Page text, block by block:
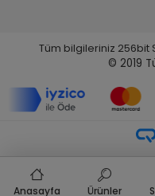
Tüm bilgileriniz 256bit
© 2019
Anasayfa Ürünler